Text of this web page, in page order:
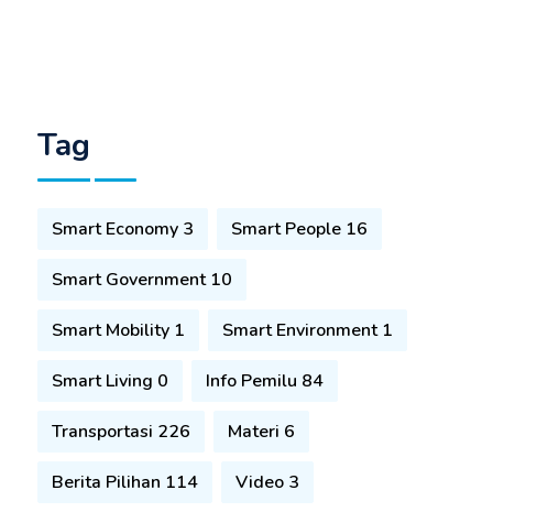
Tag
Smart Economy 3 Smart People 16
Smart Government 10
Smart Mobility 1 Smart Environment 1
Smart Living 0 Info Pemilu 84
Transportasi 226 Materi 6
Berita Pilihan 114 Video 3